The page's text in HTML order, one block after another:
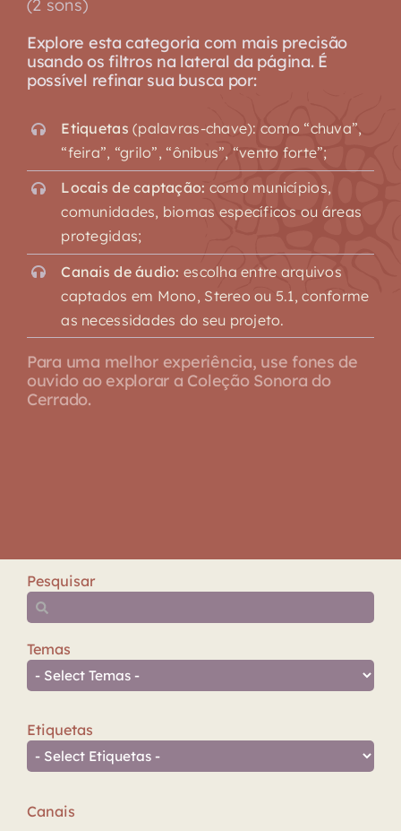
(2 sons)
Explore esta categoria com mais precisão
usando os filtros na lateral da página. É
possível refinar sua busca por:
Etiquetas (palavras-chave): como “chuva”,
“feira”, “grilo”, “ônibus”, “vento forte”;
Locais de captação: como municípios,
comunidades, biomas específicos ou áreas
protegidas;
Canais de áudio: escolha entre arquivos
captados em Mono, Stereo ou 5.1, conforme
as necessidades do seu projeto.
Para uma melhor experiência, use fones de
ouvido ao explorar a Coleção Sonora do
Cerrado.
Pesquisar
Temas
Etiquetas
Canais